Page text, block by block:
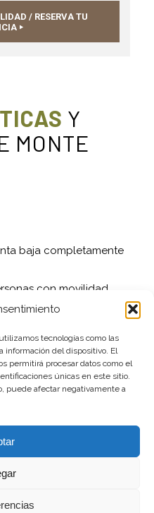
tecnologías como las
información del dispositivo. El
permitirá procesar datos como el
únicas en este sitio.
puede afectar negativamente a
/ RESERVA TU
Y
MONTE
baja completamente
con movilidad
bajo petición